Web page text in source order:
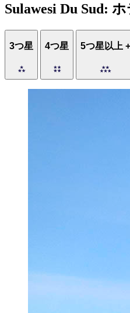
Sulawesi Du Sud:
3つ星 4つ星 5つ星以上 +